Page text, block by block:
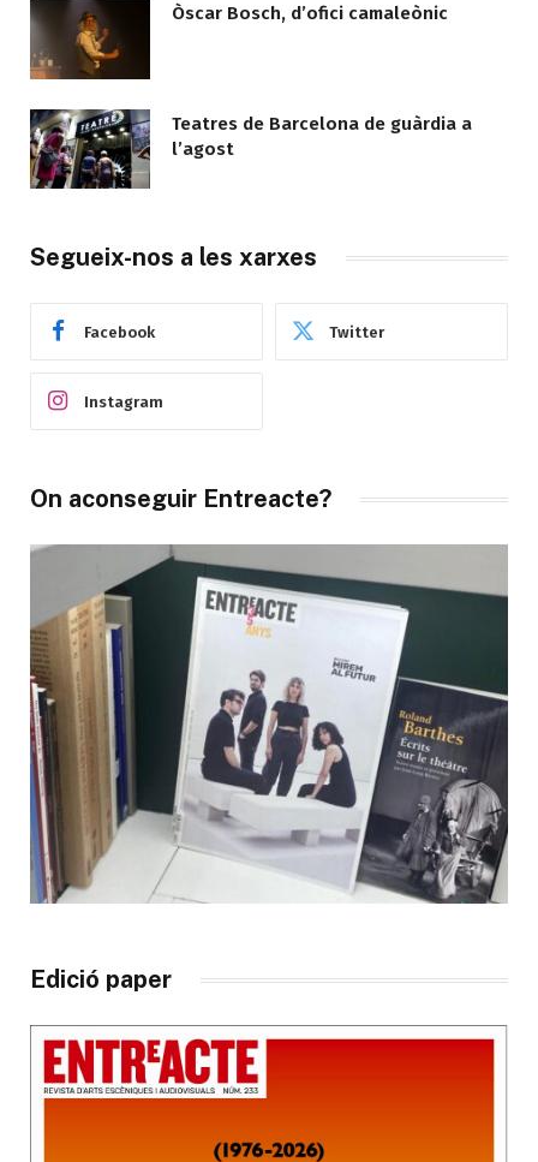
Òscar Bosch, d’ofici camaleònic
Teatres de Barcelona de guàrdia a
l’agost
Segueix-nos a les xarxes
Facebook Twitter
Instagram
On aconseguir Entreacte?
Edició paper